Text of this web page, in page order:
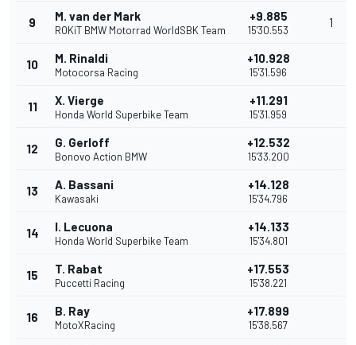
9 M. van der Mark
ROKiT BMW Motorrad WorldSBK Team
+9.885
15'30.553
1
10 M. Rinaldi
Motocorsa Racing
+10.928
15'31.596
11 X. Vierge
Honda World Superbike Team
+11.291
15'31.959
12 G. Gerloff
Bonovo Action BMW
+12.532
15'33.200
13 A. Bassani
Kawasaki
+14.128
15'34.796
14 I. Lecuona
Honda World Superbike Team
+14.133
15'34.801
15 T. Rabat
Puccetti Racing
+17.553
15'38.221
16 B. Ray
MotoXRacing
+17.899
15'38.567